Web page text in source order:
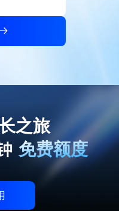
之旅
免费额度